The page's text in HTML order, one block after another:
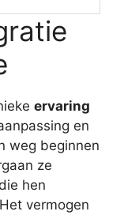
ervaring
en
weg beginnen
ze
hen
vermogen